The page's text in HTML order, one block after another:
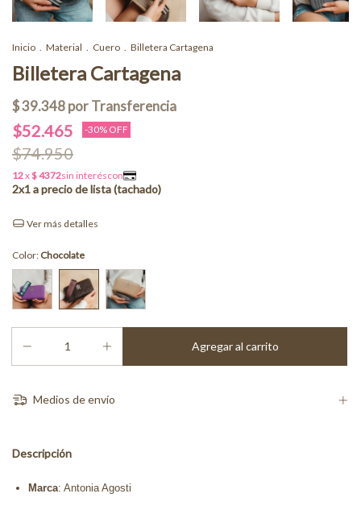
Inicio Material Cuero Billetera Cartagena
Billetera Cartagena
$52.465 -30% OFF
$74.950
Ver más detalles
Color: Chocolate
Medios de envío
Descripción
Marca: Antonia Agosti